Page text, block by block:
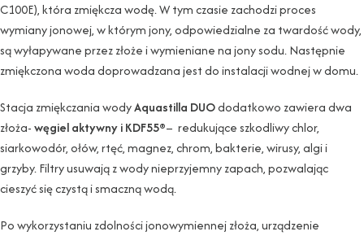
C100E), która zmiękcza wodę. W tym czasie zachodzi proces
wymiany jonowej, w którym jony, odpowiedzialne za twardość wody,
są wyłapywane przez złoże i wymieniane na jony sodu. Następnie
zmiękczona woda doprowadzana jest do instalacji wodnej w domu.
Stacja zmiękczania wodyAquastilla DUOdodatkowo zawiera dwa
złoża-węgiel aktywny i KDF55®– redukujące szkodliwy chlor,
siarkowodór, ołów, rtęć, magnez, chrom, bakterie, wirusy, algi i
grzyby. Filtry usuwają z wody nieprzyjemny zapach, pozwalając
cieszyć się czystą i smaczną wodą.
Po wykorzystaniu zdolności jonowymiennej złoża, urządzenie